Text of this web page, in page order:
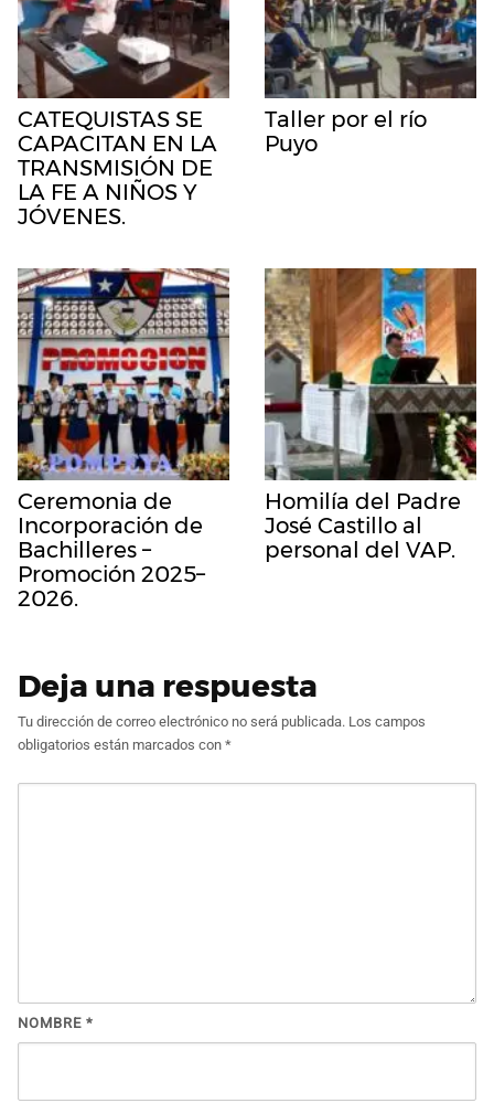
CATEQUISTAS SE
CAPACITAN EN LA
TRANSMISIÓN DE
LA FE A NIÑOS Y
JÓVENES.
Taller por el río
Puyo
Ceremonia de
Incorporación de
Bachilleres –
Promoción 2025–
2026.
Homilía del Padre
José Castillo al
personal del VAP.
Deja una respuesta
Tu dirección de correo electrónico no será publicada. Los campos
obligatorios están marcados con *
NOMBRE *